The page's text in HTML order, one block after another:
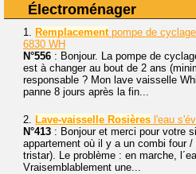
Électroménager
1. Remplacementpompe de
6830 WH
N°556 : Bonjour. La pompe de
est à changer au bout de 2 ans
responsable ? Mon lave vaisselle
panne 8 jours après la fin...
2. Lave-vaisselle Rosières l'eau
N°413 : Bonjour et merci pour votre
appartement où il y a un combi four /
tristar). Le problème : en marche,
Vraisemblablement une...